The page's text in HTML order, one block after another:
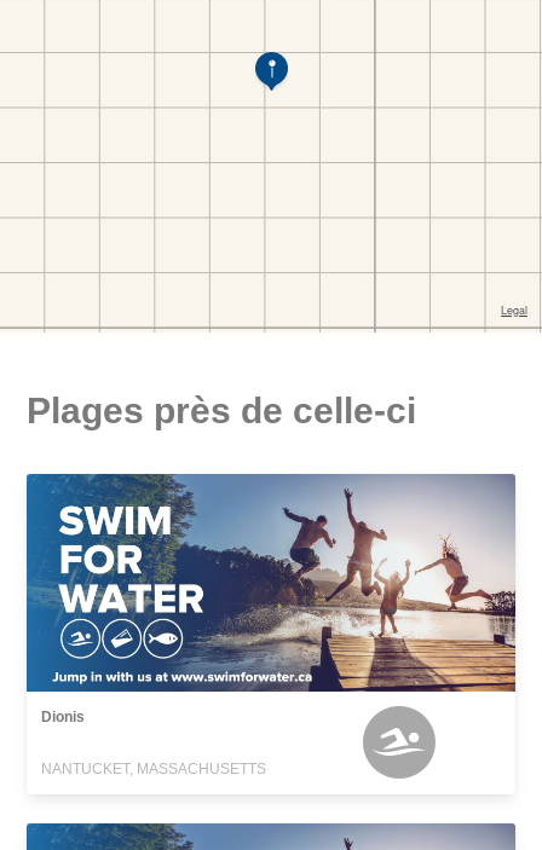
Plages près de celle-ci
Dionis
NANTUCKET, MASSACHUSETTS